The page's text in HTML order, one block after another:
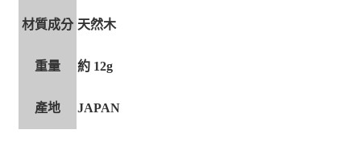
材質成分 天然木
重量 約 12g
產地 JAPAN